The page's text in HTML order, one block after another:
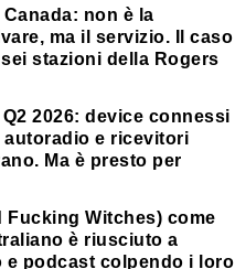
non è la
ma il servizio. Il caso
stazioni della Rogers
2026: device connessi
e ricevitori
Ma è presto per
Fucking Witches) come
è riusciuto a
e podcast colpendo i loro